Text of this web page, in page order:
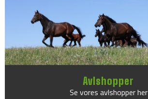
Avlshopper
Se vores avlshopper her